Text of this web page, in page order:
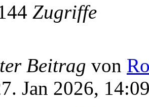
Zugriffe
Beitrag von
Jan 2026,